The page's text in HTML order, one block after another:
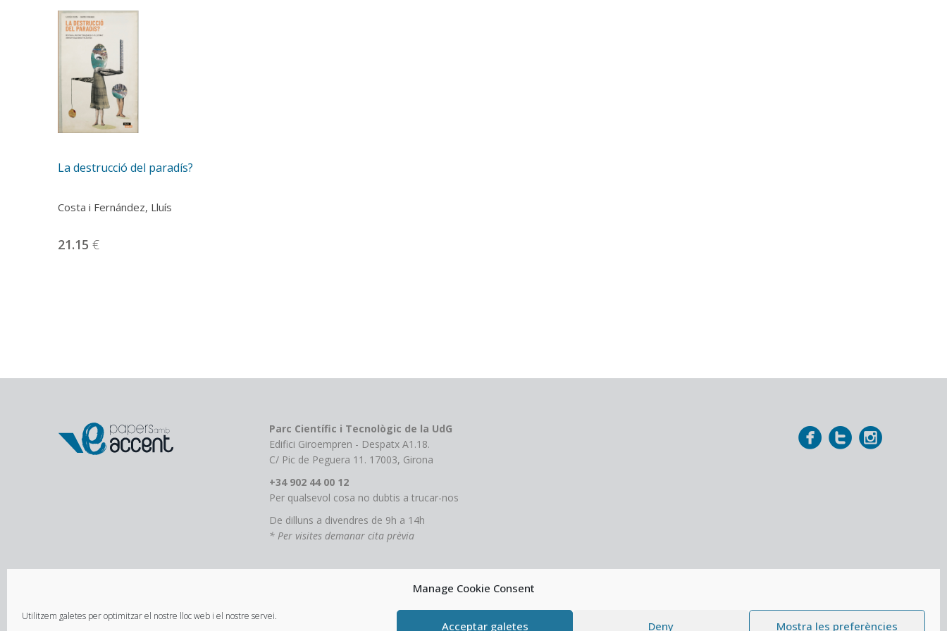
Manage Cookie Consent
Utilitzem galetes per optimitzar el nostre lloc web i el nostre servei.
Acceptar galetes Deny Mostra les preferències
La destrucció del paradís?
Costa i Fernández, Lluís
21.15 €
Parc Científic i Tecnològic de la UdG
Edifici Giroempren - Despatx A1.18.
C/ Pic de Peguera 11. 17003, Girona
+34 902 44 00 12
Per qualsevol cosa no dubtis a trucar-nos
De dilluns a divendres de 9h a 14h
* Per visites demanar cita prèvia